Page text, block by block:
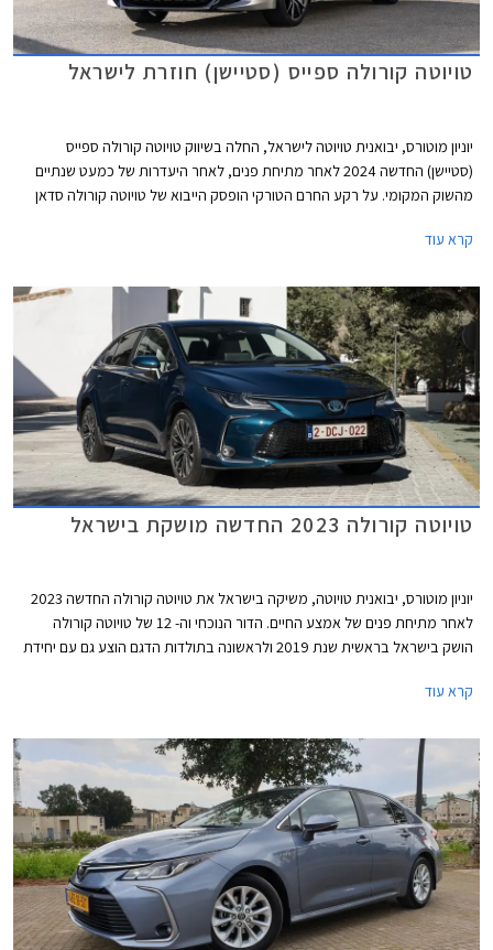
טויוטה קורולה ספייס (סטיישן) חוזרת לישראל
יוניון מוטורס, יבואנית טויוטה לישראל, החלה בשיווק טויוטה קורולה ספייס
(סטיישן) החדשה 2024 לאחר מתיחת פנים, לאחר היעדרות של כמעט שנתיים
מהשוק המקומי. על רקע החרם הטורקי הופסק הייבוא של טויוטה קורולה סדאן
ההצלחה, אלא אם הכוונה לשווק את הדגם בעיקר לציי רכב עם הנחה
משמעותית ממחיר המחירון.
קרא עוד
טויוטה קורולה 2023 החדשה מושקת בישראל
יוניון מוטורס, יבואנית טויוטה, משיקה בישראל את טויוטה קורולה החדשה 2023
לאחר מתיחת פנים של אמצע החיים. הדור הנוכחי וה- 12 של טויוטה קורולה
הושק בישראל בראשית שנת 2019 ולראשונה בתולדות הדגם הוצע גם עם יחידת
שהמלאי של הדגם היוצא אזל מעט לאחר תחילת השנה. בשלב זה תשווק
של טויוטה קורולה אקסייט (האצ'בק) פסק עוד בתחילת השנה שעברה ושיווקה
של טויוטה קורולה ספייס (סטיישן) פסק בסוף השנה שעברה. מחירה של טויוטה
קורולה התייקר ב- 3,000 עד 5,000 ₪ ועומד על החל מ- 157,990 ₪.
קרא עוד